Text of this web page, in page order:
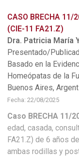
CASO BRECHA 11/
(CIE-11 FA21.Z)
Dra. Patricia María
Presentado/
Basado en la
Homeópatas de la
Buenos Aires,
Fecha: 22/08/2025
Caso BRECHA 11/
edad, casada,
FA21.Z) de 6 años
ambas rodillas y